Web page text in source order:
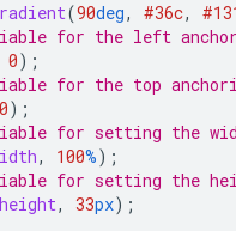
(90deg, #36c,
for the left
0);
for the top
0);
for setting the
, 100%);
for setting the
, 33px);